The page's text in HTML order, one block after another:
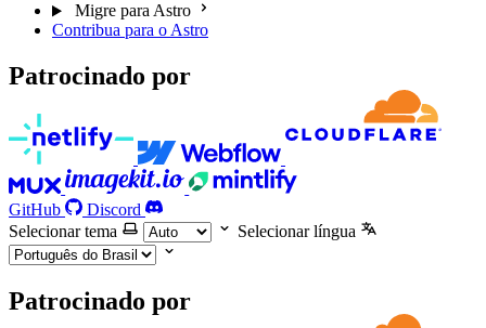
Migre para Astro
Contribua para o Astro
Patrocinado por
GitHub
Discord
Selecionar tema
Selecionar língua
Patrocinado por